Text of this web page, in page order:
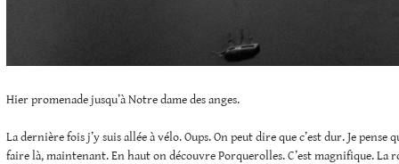
Hier promenade jusqu’à Notre dame des anges.
La dernière fois j’y suis allée à vélo. Oups. On peut dire que c’est dur. Je pense
faire là, maintenant. En haut on découvre Porquerolles. C’est magnifique. La